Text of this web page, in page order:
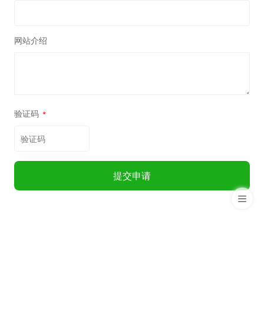
网站介绍
验证码 *